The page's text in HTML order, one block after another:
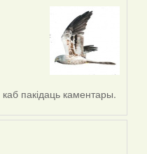
каб пакідаць каментары.